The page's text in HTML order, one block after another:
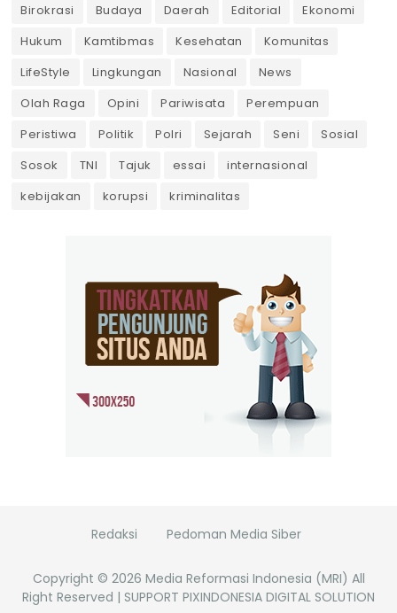
Birokrasi Budaya Daerah Editorial
Ekonomi
Hukum
Kamtibmas Kesehatan
Komunitas
LifeStyle
Lingkungan Nasional
News
Olah Raga
Opini Pariwisata
Perempuan
Peristiwa
Politik Polri Sejarah Seni
Sosial
Sosok
TNI Tajuk essai
internasional
kebijakan
korupsi kriminalitas
Redaksi Pedoman Media Siber
Copyright © 2026 Media Reformasi Indonesia (MRI) All
Right Reserved | SUPPORT PIXINDONESIA DIGITAL SOLUTION